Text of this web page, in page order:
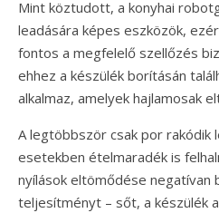
Mint köztudott, a konyhai
leadására képes eszközök,
fontos a megfelelő szellőzés
ehhez a készülék borításán
alkalmaz, amelyek hajlamosak
A legtöbbször csak por rakódik
esetekben ételmaradék is
nyílások eltömődése negatívan
teljesítményt – sőt, a készülék